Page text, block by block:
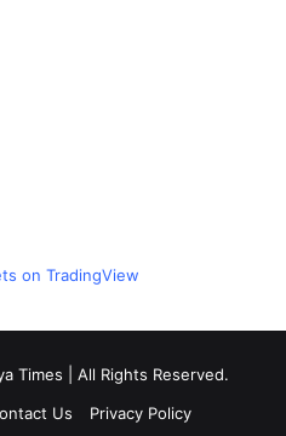
on TradingView
Times | All Rights Reserved.
Us Privacy Policy